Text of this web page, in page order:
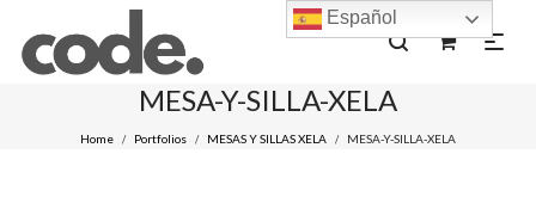
MESA-Y-SILLA-XELA
Home / Portfolios / MESAS Y SILLAS XELA / MESA-Y-SILLA-XELA
Español